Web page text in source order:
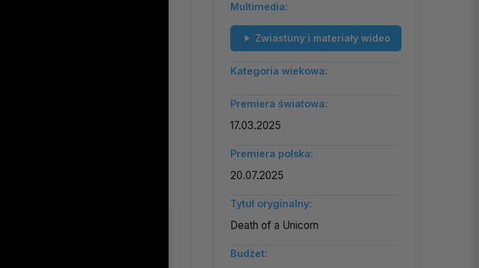
Multimedia:
Zwiastuny i materiały wideo
Kategoria wiekowa:
Premiera światowa:
17.03.2025
Premiera polska:
20.07.2025
Tytuł oryginalny:
Death of a Unicorn
Budżet: